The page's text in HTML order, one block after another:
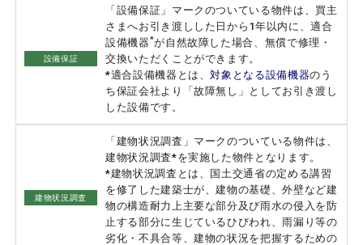
設備保証
「設備保証」マークのついている物件は、買主
さまへお引き渡しした日から1年以内に、適合
設備機器*が自然故障した場合、無償で修理・
交換いただくことができます。
*適合設備機器とは、対象となる設備機器のう
ち保証会社より「故障無し」としてお引き渡し
した設備です。
建物状況調査
「建物状況調査」マークのついている物件は、
建物状況調査*を実施した物件となります。
*建物状況調査とは、国土交通省の定める講習
を修了した建築士が、建物の基礎、外壁など建
物の構造耐力上主要な部分及び雨水の侵入を防
止する部分に生じているひびわれ、雨漏り等の
劣化・不具合等、建物の状況を把握するための